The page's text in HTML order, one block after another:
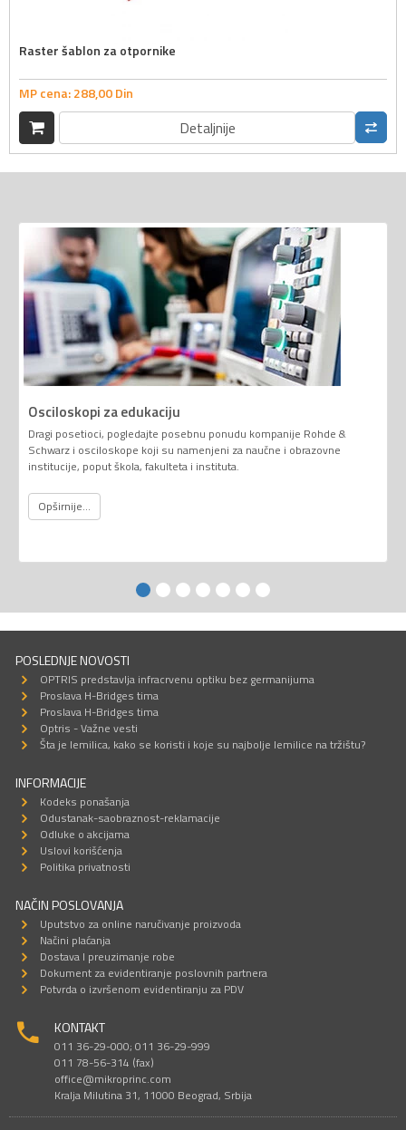
Raster šablon za otpornike
MP cena:288,00Din
Detaljnije
Osciloskopi za edukaciju
Dragi posetioci, pogledajte posebnu ponudu kompanije Rohde &
Schwarz i osciloskope koji su namenjeni za naučne i obrazovne
institucije, poput škola, fakulteta i instituta.
Opširnije...
POSLEDNJE NOVOSTI
OPTRIS predstavlja infracrvenu optiku bez germanijuma
Proslava H-Bridges tima
Proslava H-Bridges tima
Optris - Važne vesti
Šta je lemilica, kako se koristi i koje su najbolje lemilice na tržištu?
INFORMACIJE
Kodeks ponašanja
Odustanak-saobraznost-reklamacije
Odluke o akcijama
Uslovi korišćenja
Politika privatnosti
NAČIN POSLOVANJA
Uputstvo za online naručivanje proizvoda
Načini plaćanja
Dostava I preuzimanje robe
Dokument za evidentiranje poslovnih partnera
Potvrda o izvršenom evidentiranju za PDV
KONTAKT
011 36-29-000; 011 36-29-999
011 78-56-314 (fax)
office@mikroprinc.com
Kralja Milutina 31, 11000 Beograd, Srbija